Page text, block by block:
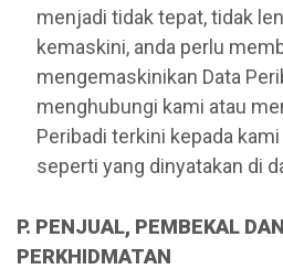
menjadi tidak tepat, tidak
kemaskini, anda perlu
mengemaskinikan Data
menghubungi kami atau
Peribadi terkini kepada
seperti yang dinyatakan di
P. PENJUAL, PEMBEKAL
PERKHIDMATAN